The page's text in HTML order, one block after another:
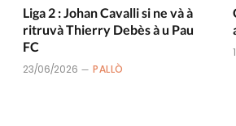
Liga 2 : Johan Cavalli si ne và à
ritruvà Thierry Debès à u Pau
FC
23/06/2026 PALLÒ